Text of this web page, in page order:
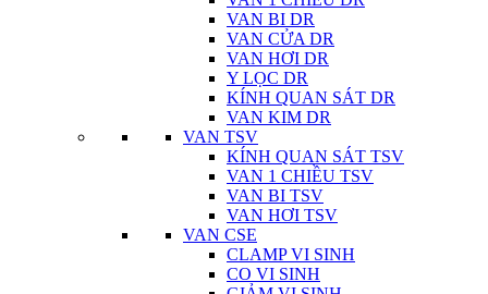
VAN BI DR
VAN CỬA DR
VAN HƠI DR
Y LỌC DR
KÍNH QUAN SÁT DR
VAN KIM DR
VAN TSV
KÍNH QUAN SÁT TSV
VAN 1 CHIỀU TSV
VAN BI TSV
VAN HƠI TSV
VAN CSE
CLAMP VI SINH
CO VI SINH